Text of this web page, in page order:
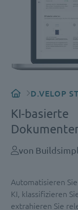
D.VELOP
KI-basierte
von
Automatisieren
KI, klassifizieren
extrahieren Sie